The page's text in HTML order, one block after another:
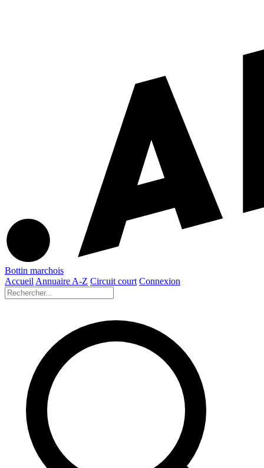
Bottin marchois
Accueil Annuaire A-Z Circuit court Connexion